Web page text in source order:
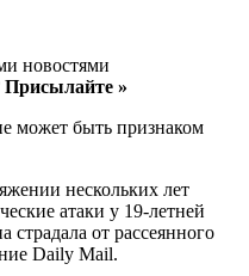
новостями
Присылайте »
может быть признаком
нескольких лет
атаки у 19-летней
от рассеянного
Daily Mail.